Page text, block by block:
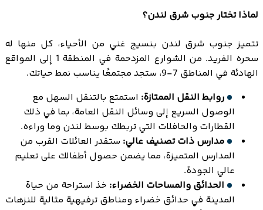
لماذا تختار جنوب شرق لندن؟
تتميز جنوب شرق لندن بنسيج غني من الأحياء، كل منها له
سحره الفريد. من الشوارع المزدحمة في المنطقة 1 إلى المواقع
الهادئة في المناطق 7-9، ستجد مجتمعًا يناسب نمط حياتك.
روابط النقل الممتازة: استمتع بالتنقل السهل مع
الوصول السريع إلى وسائل النقل العامة، بما في ذلك
القطارات والحافلات التي تربطك بوسط لندن وما وراءه.
مدارس ذات تصنيف عالي: ستقدر العائلات القرب من
المدارس المتميزة، مما يضمن حصول أطفالك على تعليم
عالي الجودة.
الحدائق والمساحات الخضراء: خذ استراحة من حياة
المدينة في حدائق خضراء ومناطق ترفيهية مثالية للنزهات